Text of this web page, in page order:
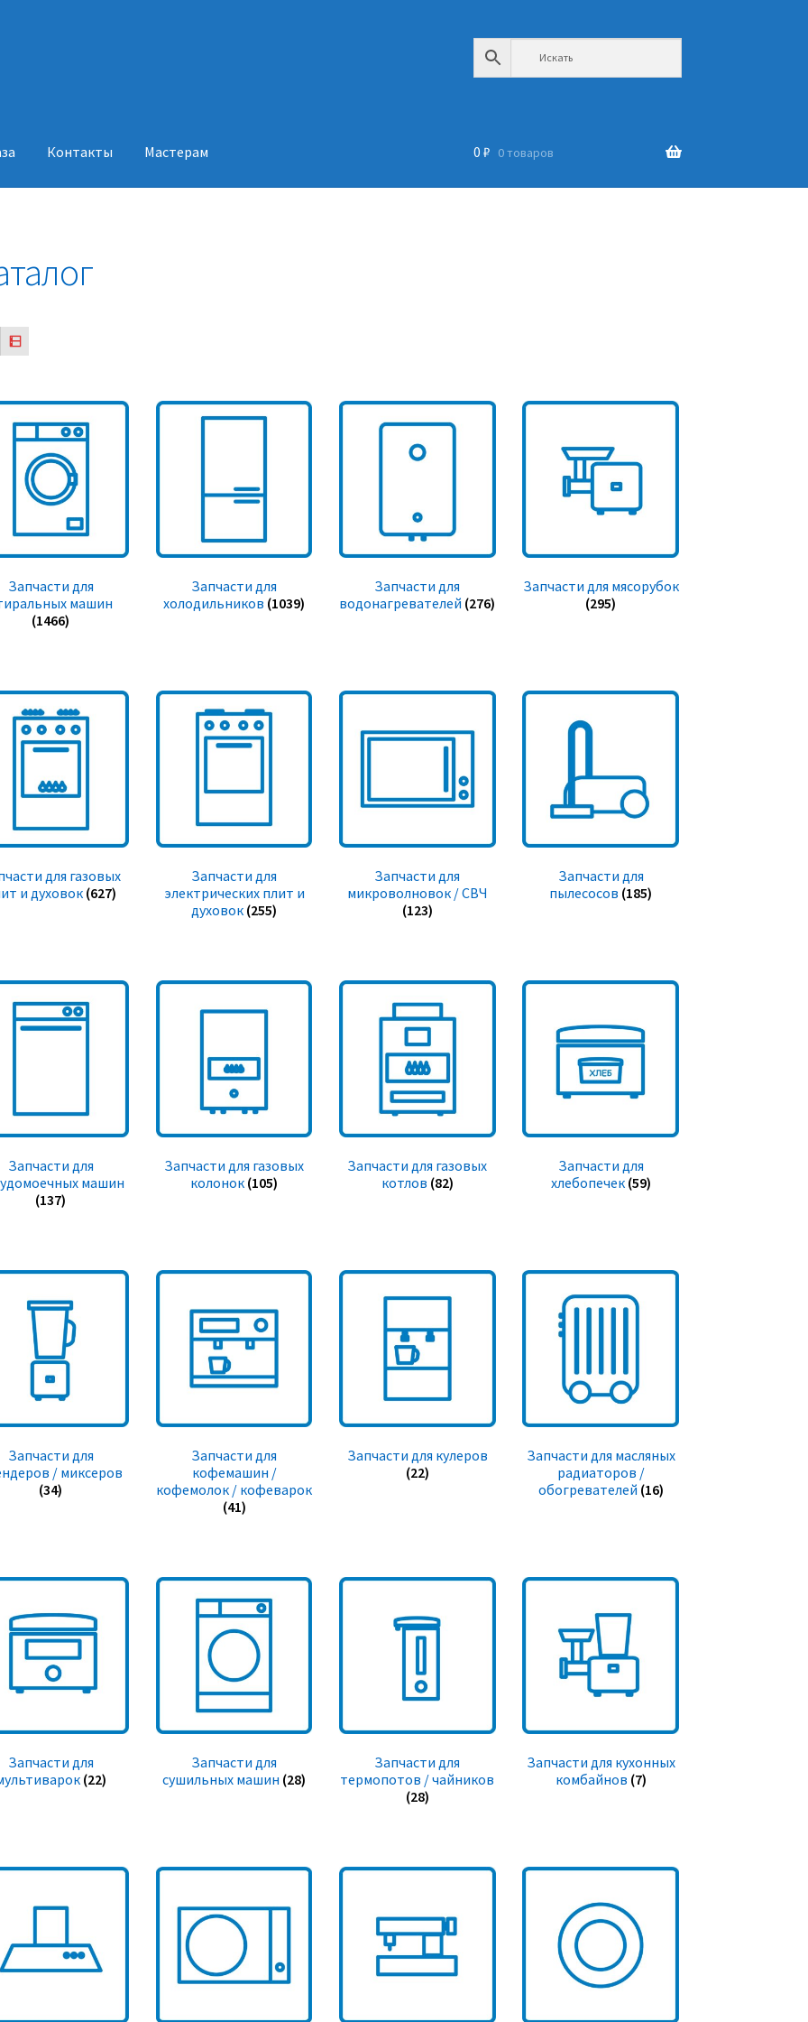
Контакты Мастерам 0 ₽ 0 товаров
Запчасти для
машин
(1466)
Запчасти для
холодильников (1039)
Запчасти для
водонагревателей (276)
Запчасти для мясорубок
(295)
для газовых
и духовок (627)
Запчасти для
электрических плит и
духовок (255)
Запчасти для
микроволновок / СВЧ
(123)
Запчасти для
пылесосов (185)
Запчасти для
машин
(137)
Запчасти для газовых
колонок (105)
Запчасти для газовых
котлов (82)
Запчасти для
хлебопечек (59)
Запчасти для
/ миксеров
(34)
Запчасти для
кофемашин /
кофемолок / кофеварок
(41)
Запчасти для кулеров
(22)
Запчасти для масляных
радиаторов /
обогревателей (16)
Запчасти для
(22)
Запчасти для
сушильных машин (28)
Запчасти для
термопотов / чайников
(28)
Запчасти для кухонных
комбайнов (7)